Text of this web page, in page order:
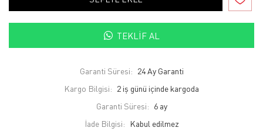
TEKLIF AL
Garanti Süresi: 24 Ay Garanti
Kargo Bilgisi: 2 iş günü içinde kargoda
Garanti Süresi: 6 ay
İade Bilgisi: